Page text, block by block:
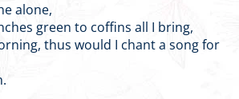
alone,
green to coffins all I bring,
thus would I chant a song for